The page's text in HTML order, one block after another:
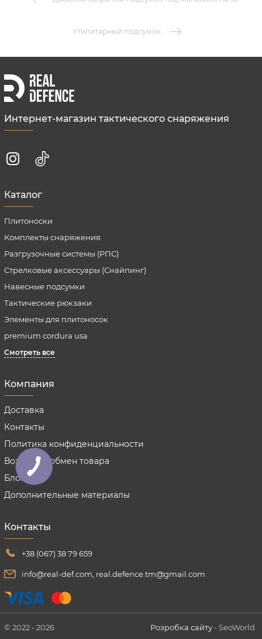
Утилитарный подсумок
Интернет-магазин тактического снаряжения
Каталог
Плитоноски
Комплекты снаряжения
Разгрузочные системы (РПС)
Стрелковые аксессуары (Снайпинг)
Навесные подсумки
Тактические рюкзаки
Элементы для плитоносок
premium cordura usa
Смотреть все
Компания
Доставка
Контакты
Политика конфиденциальности
Возврат и обмен товара
Блог
Дополнительные материалы
Контакты
+38 (067) 38 79 659
info@real-def.com, real.defence.tm@gmail.com
© 2022 - 2026 Розробка сайту- SeoWorld